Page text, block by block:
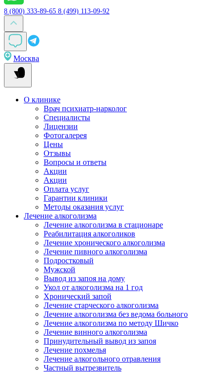
8 (800) 333-89-65 8 (499) 113-09-92
Москва
О клинике
Врач психиатр-нарколог
Специалисты
Лицензии
Фотогалерея
Цены
Отзывы
Вопросы и ответы
Акции
Акции
Оплата услуг
Гарантии клиники
Методы оказания услуг
Лечение алкоголизма
Лечение алкоголизма в стационаре
Реабилитация алкоголиков
Лечение хронического алкоголизма
Лечение пивного алкоголизма
Подростковый
Мужской
Вывод из запоя на дому
Укол от алкоголизма на 1 год
Хронический запой
Лечение старческого алкоголизма
Лечение алкоголизма без ведома больного
Лечение алкоголизма по методу Шичко
Лечение винного алкоголизма
Принудительный вывод из запоя
Лечение похмелья
Лечение алкогольного отравления
Частный вытрезвитель